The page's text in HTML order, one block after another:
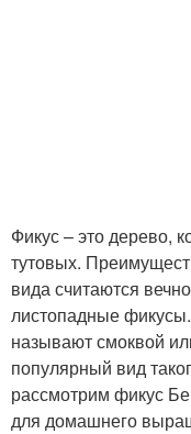
Фикус – это дерево,
тутовых.
вида считаются
листопадные
называют смоквой
популярный вид
рассмотрим фикус
для домашнего